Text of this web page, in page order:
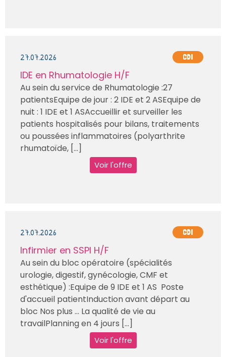
27.07.2026 CDI
IDE en Rhumatologie H/F
Au sein du service de Rhumatologie :27
patientsEquipe de jour : 2 IDE et 2 ASEquipe de
nuit : 1 IDE et 1 ASAccueillir et surveiller les
patients hospitalisés pour bilans, traitements
ou poussées inflammatoires (polyarthrite
rhumatoïde, [...]
Voir l'offre
27.07.2026 CDI
Infirmier en SSPI H/F
Au sein du bloc opératoire (spécialités
urologie, digestif, gynécologie, CMF et
esthétique) :Equipe de 9 IDE et 1 AS Poste
d'accueil patientInduction avant départ au
bloc Nos plus … La qualité de vie au
travailPlanning en 4 jours [...]
Voir l'offre